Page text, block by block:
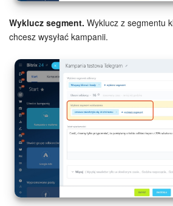
Wyklucz segment. Wyklucz z segmentu
chcesz wysyłać kampanii.